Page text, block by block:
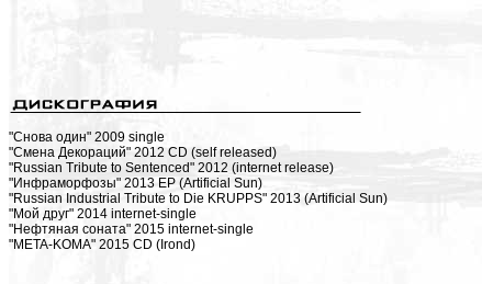
"Снова один" 2009 single
"Смена Декораций" 2012 CD (self released)
"Russian Tribute to Sentenced" 2012 (internet release)
"Инфраморфозы" 2013 EP (Artificial Sun)
"Russian Industrial Tribute to Die KRUPPS" 2013 (Artificial Sun)
"Мой друг" 2014 internet-single
"Нефтяная соната" 2015 internet-single
"META-KOMA" 2015 CD (Irond)